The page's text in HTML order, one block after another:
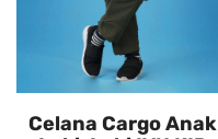
Celana Cargo Anak